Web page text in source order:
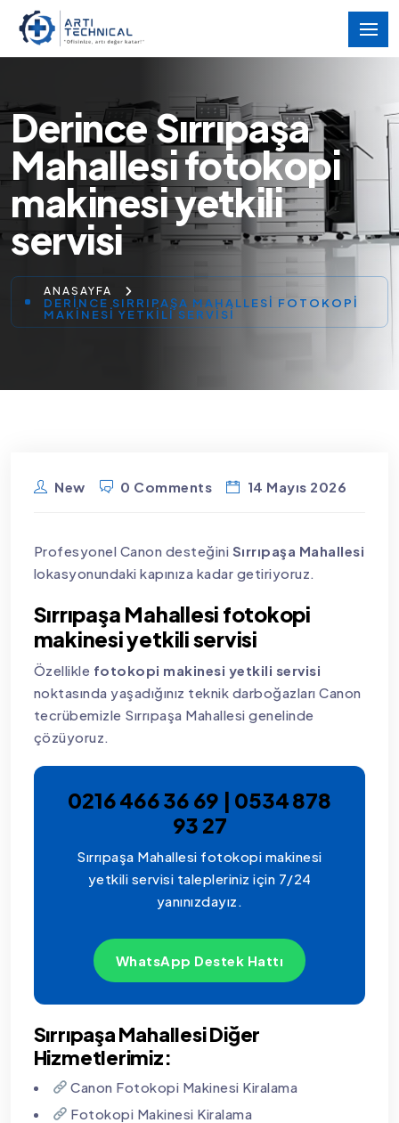
Derince Sırrıpaşa
Mahallesi fotokopi
makinesi yetkili
servisi
ANASAYFA
DERINCE SIRRIPAŞA MAHALLESI FOTOKOPI
MAKINESI YETKILI SERVISI
New 0 Comments 14 Mayıs 2026
Profesyonel Canon desteğini Sırrıpaşa Mahallesi
lokasyonundaki kapınıza kadar getiriyoruz.
Sırrıpaşa Mahallesi fotokopi
makinesi yetkili servisi
Özellikle fotokopi makinesi yetkili servisi
noktasında yaşadığınız teknik darboğazları Canon
tecrübemizle Sırrıpaşa Mahallesi genelinde
çözüyoruz.
0216 466 36 69 | 0534 878
93 27
Sırrıpaşa Mahallesi fotokopi makinesi
yetkili servisi talepleriniz için 7/24
yanınızdayız.
WhatsApp Destek Hattı
Sırrıpaşa Mahallesi Diğer
Hizmetlerimiz:
Canon Fotokopi Makinesi Kiralama
Fotokopi Makinesi Kiralama